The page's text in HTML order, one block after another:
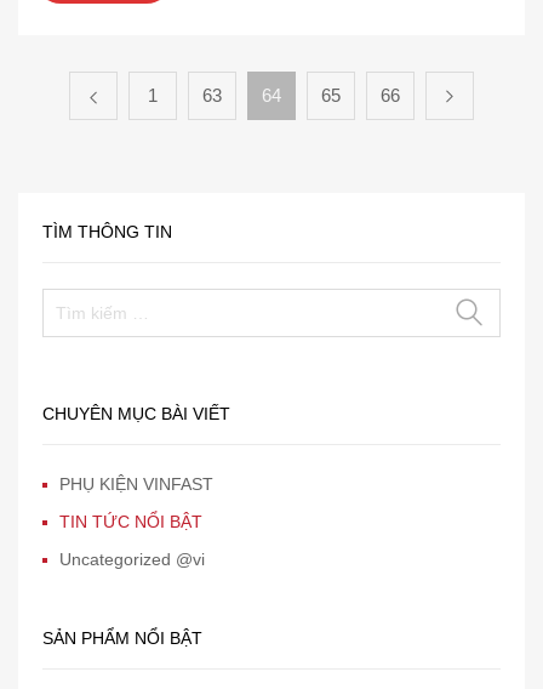
1 63 64 65 66
TÌM THÔNG TIN
CHUYÊN MỤC BÀI VIẾT
PHỤ KIỆN VINFAST
TIN TỨC NỔI BẬT
Uncategorized @vi
SẢN PHẨM NỔI BẬT